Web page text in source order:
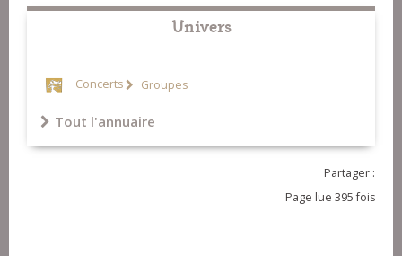
Univers
Concerts Groupes
Tout l'annuaire
Partager :
Page lue 395 fois